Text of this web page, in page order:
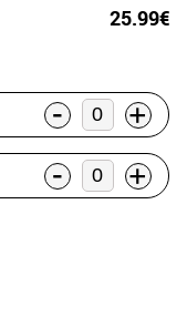
25.99€
- +
- +